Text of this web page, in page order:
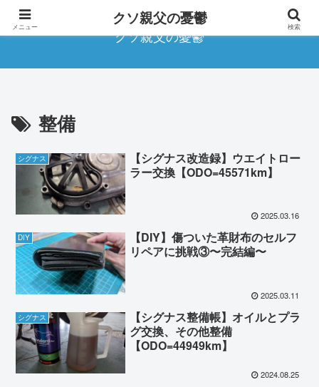
クソ親父の憂鬱
整備
シグナス
【シグナス改造録】ウエイトロー
ラー交換【ODO=45571km】
2025.03.16
DIY
【DIY】傷ついた革財布のセルフ
リペアに挑戦③〜完結編〜
2025.03.11
シグナス
【シグナス整備帳】オイルとプラ
グ交換、その他整備
【ODO=44949km】
2024.08.25
メニュー クソ親父の憂鬱 検索